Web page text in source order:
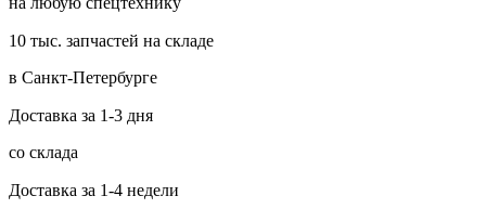
10 тыс. запчастей на складе
в Санкт-Петербурге
Доставка за 1-3 дня
со склада
Доставка за 1-4 недели